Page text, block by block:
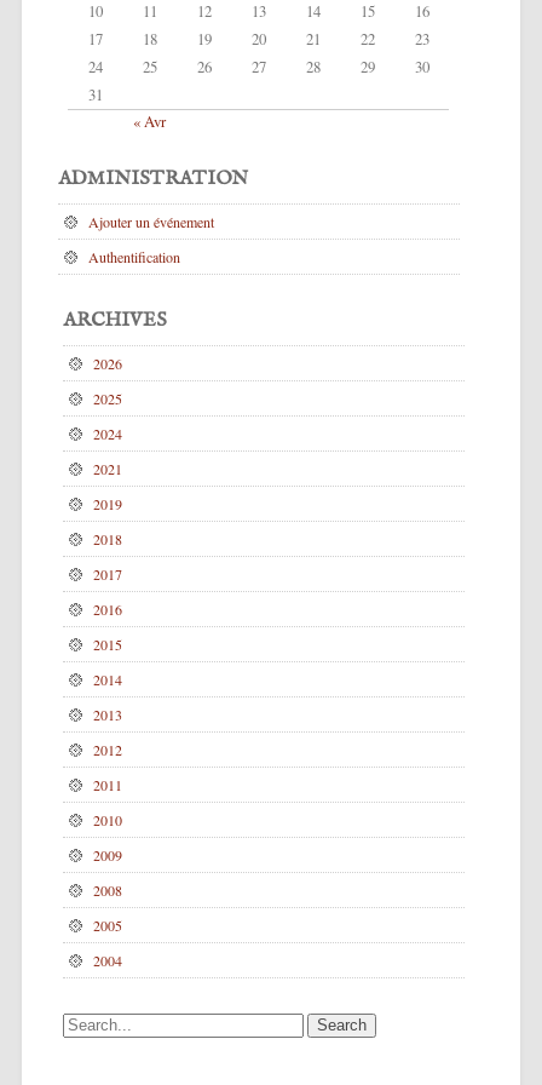
« Avr
10
11 12 13 14 15
16
17
18 19 20 21 22
23
24
25 26 27 28 29
30
31
ADMINISTRATION
Ajouter un événement
Authentification
ARCHIVES
2026
2025
2024
2021
2019
2018
2017
2016
2015
2014
2013
2012
2011
2010
2009
2008
2005
2004
Search for: